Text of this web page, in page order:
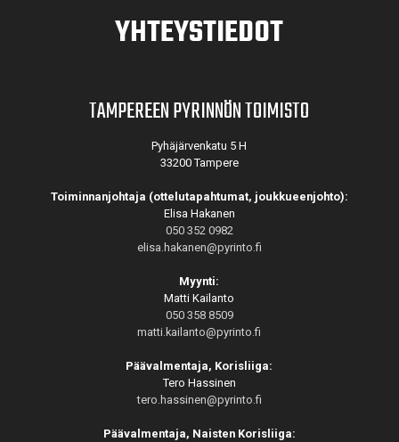
YHTEYSTIEDOT
TAMPEREEN PYRINNÖN TOIMISTO
Pyhäjärvenkatu 5 H
33200 Tampere
Toiminnanjohtaja (ottelutapahtumat, joukkueenjohto):
Elisa Hakanen
050 352 0982
elisa.hakanen@pyrinto.fi
Myynti:
Matti Kailanto
050 358 8509
matti.kailanto@pyrinto.fi
Päävalmentaja, Korisliiga:
Tero Hassinen
tero.hassinen@pyrinto.fi
Päävalmentaja, Naisten Korisliiga: